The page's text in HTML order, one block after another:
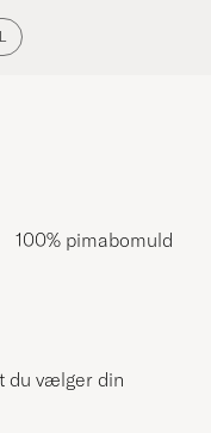
100% pimabomuld
du vælger din